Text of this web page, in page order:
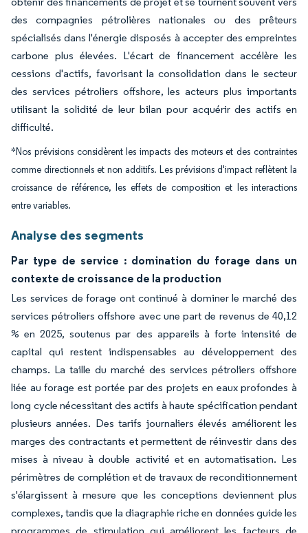
des compagnies pétrolières nationales ou des prêteurs
spécialisés dans l'énergie disposés à accepter des empreintes
carbone plus élevées. L'écart de financement accélère les
cessions d'actifs, favorisant la consolidation dans le secteur
des services pétroliers offshore, les acteurs plus importants
utilisant la solidité de leur bilan pour acquérir des actifs en
difficulté.
*Nos prévisions considèrent les impacts des moteurs et des contraintes
comme directionnels et non additifs. Les prévisions d'impact reflètent la
croissance de référence, les effets de composition et les interactions
entre variables.
Analyse des segments
Par type de service : domination du forage dans un
contexte de croissance de la production
Les services de forage ont continué à dominer le marché des
services pétroliers offshore avec une part de revenus de 40,12
% en 2025, soutenus par des appareils à forte intensité de
capital qui restent indispensables au développement des
champs. La taille du marché des services pétroliers offshore
liée au forage est portée par des projets en eaux profondes à
long cycle nécessitant des actifs à haute spécification pendant
plusieurs années. Des tarifs journaliers élevés améliorent les
marges des contractants et permettent de réinvestir dans des
mises à niveau à double activité et en automatisation. Les
périmètres de complétion et de travaux de reconditionnement
s'élargissent à mesure que les conceptions deviennent plus
complexes, tandis que la diagraphie riche en données guide les